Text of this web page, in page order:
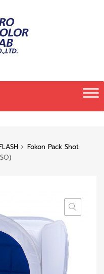
Fokon Pack Shot